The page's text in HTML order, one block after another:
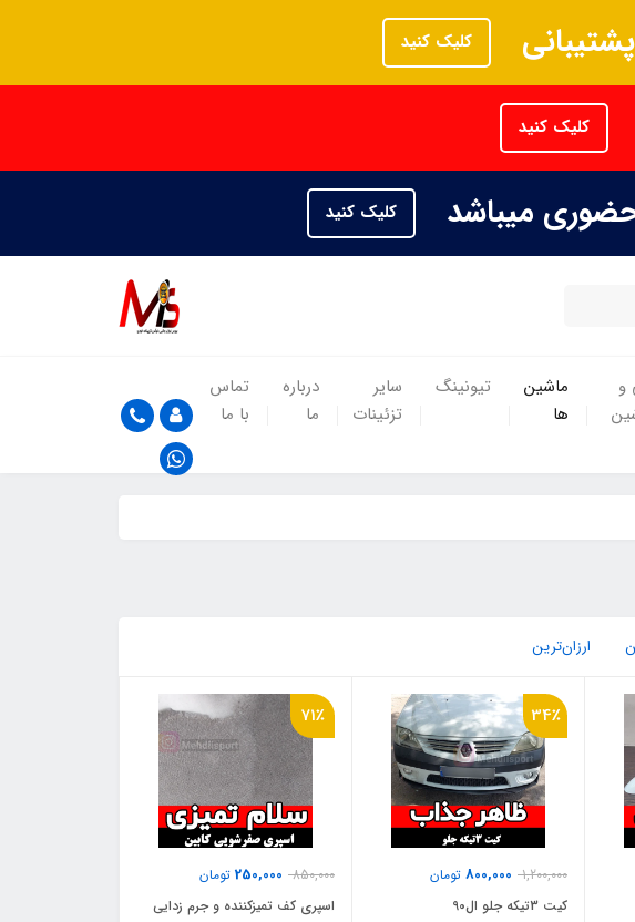
کلیک کنید
کلیک کنید
میباشد کلیک کنید
و
ماشین
ها
تیونینگ
سایر
تزئینات
درباره
ما
تماس
با ما
ارزان‌ترین
34٪
1,200,000
800,000 تومان
کیت 3تیکه جلو ال90
71٪
850,000
250,000 تومان
اسپری کف تمیزکننده و جرم زدایی